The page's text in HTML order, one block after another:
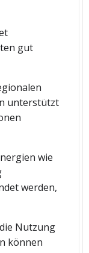
gut
unterstützt
wie
werden,
Nutzung
können